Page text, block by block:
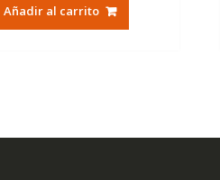
era:
es:
Añadir al carrito